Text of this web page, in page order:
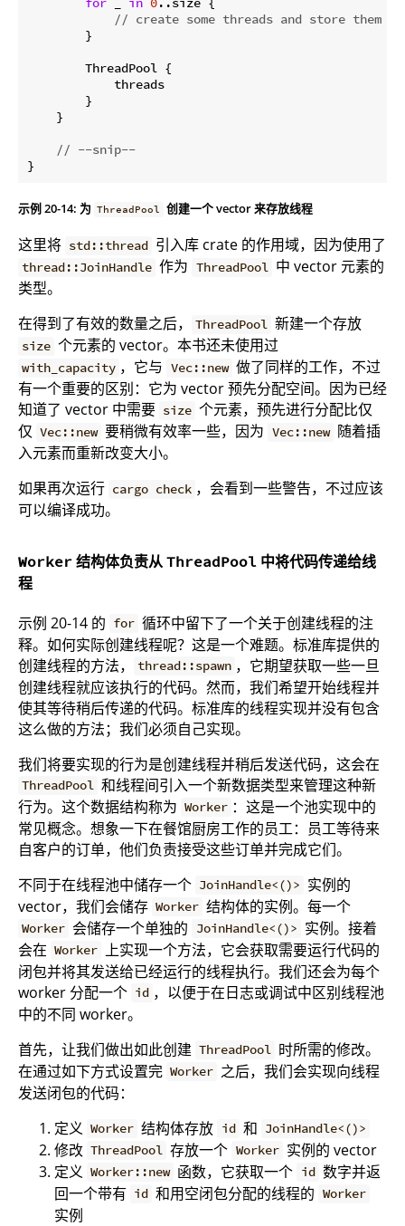
// create some threads and store them
        }
        ThreadPool {
            threads
        }
    }
// --snip--
}
示例 20-14: 为 ThreadPool 创建一个 vector 来存放线程
这里将 std::thread 引入库 crate 的作用域，因为使用了
thread::JoinHandle 作为 ThreadPool 中 vector 元素的
类型。
在得到了有效的数量之后，
ThreadPool 新建一个存放
size 个元素的 vector。本书还未使用过
with_capacity ，它与 Vec::new 做了同样的工作，不过
有一个重要的区别：它为 vector 预先分配空间。因为已经
知道了 vector 中需要 size 个元素，预先进行分配比仅
仅 Vec::new 要稍微有效率一些，因为 Vec::new 随着插
入元素而重新改变大小。
如果再次运行 cargo check ，会看到一些警告，不过应该
可以编译成功。
Worker 结构体负责从 ThreadPool 中将代码传递给线
程
示例 20-14 的 for 循环中留下了一个关于创建线程的注
释。如何实际创建线程呢？这是一个难题。标准库提供的
创建线程的方法，
thread::spawn ，它期望获取一些一旦
创建线程就应该执行的代码。然而，我们希望开始线程并
使其等待稍后传递的代码。标准库的线程实现并没有包含
这么做的方法；我们必须自己实现。
我们将要实现的行为是创建线程并稍后发送代码，这会在
ThreadPool 和线程间引入一个新数据类型来管理这种新
行为。这个数据结构称为 Worker ：这是一个池实现中的
常见概念。想象一下在餐馆厨房工作的员工：员工等待来
自客户的订单，他们负责接受这些订单并完成它们。
不同于在线程池中储存一个 JoinHandle<()> 实例的
vector，我们会储存 Worker 结构体的实例。每一个
Worker 会储存一个单独的 JoinHandle<()> 实例。接着
会在 Worker 上实现一个方法，它会获取需要运行代码的
闭包并将其发送给已经运行的线程执行。我们还会为每个
worker 分配一个 id ，以便于在日志或调试中区别线程池
中的不同 worker。
首先，让我们做出如此创建 ThreadPool 时所需的修改。
在通过如下方式设置完 Worker 之后，我们会实现向线程
发送闭包的代码：
定义 Worker 结构体存放 id 和 JoinHandle<()>
修改 ThreadPool 存放一个 Worker 实例的 vector
定义 Worker::new 函数，它获取一个 id 数字并返
回一个带有 id 和用空闭包分配的线程的 Worker
实例